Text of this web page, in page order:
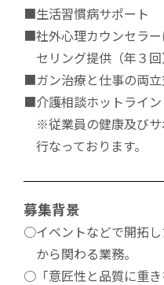
■生活習慣病サポート
■社外心理カウンセラ
セリング提供（年３回
■ガン治療と仕事の両立
■介護相談ホットライン
※従業員の健康及びサ
行なっております。
募集背景
○イベントなどで開拓
から関わる業務。
○「意匠性と品質に重き